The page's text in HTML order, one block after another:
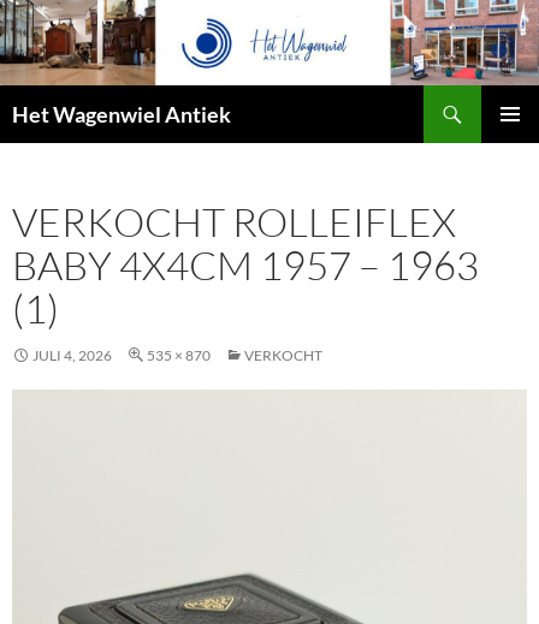
Het Wagenwiel Antiek
VERKOCHT ROLLEIFLEX
BABY 4X4CM 1957 – 1963
(1)
JULI 4, 2026 535 × 870 VERKOCHT